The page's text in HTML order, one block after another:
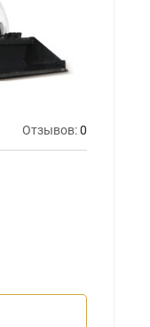
Отзывов:0